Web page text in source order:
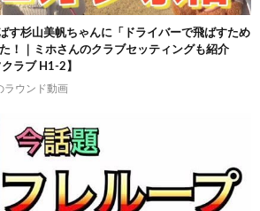
す杉山美帆ちゃんに「ドライバーで飛ばすため
！｜ミホさんのクラブセッティングも紹介
ラブ H1-2】
ラウンド動画